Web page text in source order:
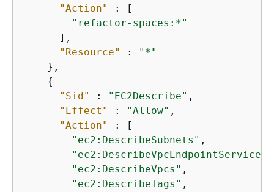
"Action"
: [
"refactor-spaces:*"
      ],
"Resource"
:
"*"
    },
{
"Sid"
: "EC2Describe" ,
"Effect"
: "Allow" ,
"Action"
: [
"ec2:DescribeSubnets" ,
"ec2:DescribeVpcs" ,
"ec2:DescribeTags" ,